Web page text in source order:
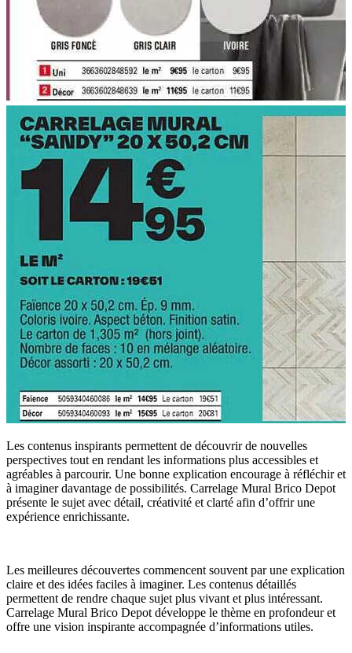
Les contenus inspirants permettent de découvrir de nouvelles
perspectives tout en rendant les informations plus accessibles et
agréables à parcourir. Une bonne explication encourage à réfléchir et
à imaginer davantage de possibilités. Carrelage Mural Brico Depot
présente le sujet avec détail, créativité et clarté afin d’offrir une
expérience enrichissante.
Les meilleures découvertes commencent souvent par une explication
claire et des idées faciles à imaginer. Les contenus détaillés
permettent de rendre chaque sujet plus vivant et plus intéressant.
Carrelage Mural Brico Depot développe le thème en profondeur et
offre une vision inspirante accompagnée d’informations utiles.